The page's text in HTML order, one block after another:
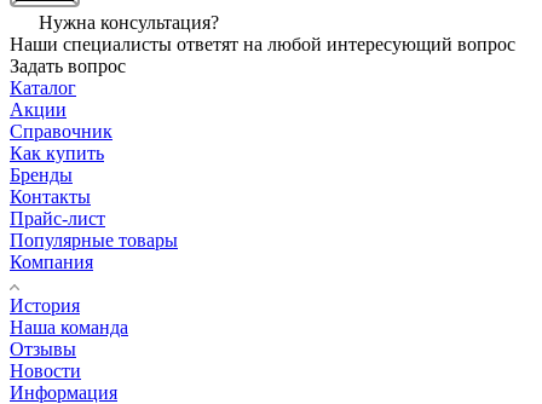
Нужна консультация?
Наши специалисты ответят на любой интересующий вопрос
Задать вопрос
Каталог
Акции
Справочник
Как купить
Бренды
Контакты
Прайс-лист
Популярные товары
Компания
История
Наша команда
Отзывы
Новости
Информация